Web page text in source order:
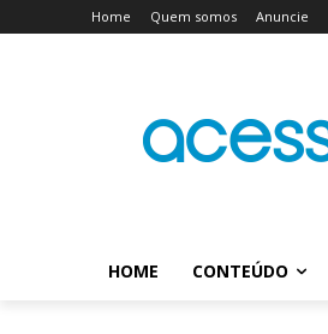
Home Quem somos Anuncie
HOME CONTEÚDO